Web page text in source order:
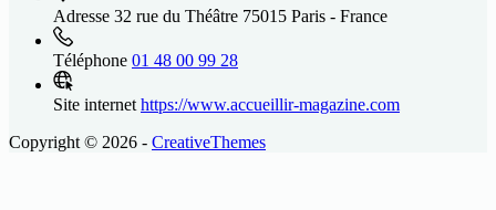
Adresse 32 rue du Théâtre 75015 Paris - France
Téléphone 01 48 00 99 28
Site internet https://www.accueillir-magazine.com
Copyright © 2026 - CreativeThemes